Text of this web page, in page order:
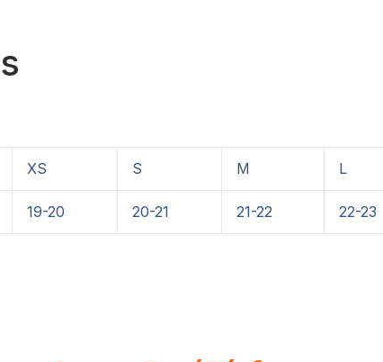
XS S M L
19-20 20-21 21-22 22-23